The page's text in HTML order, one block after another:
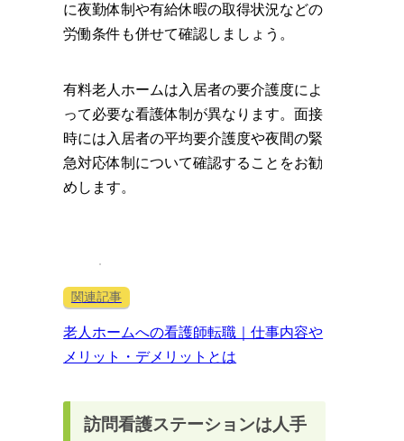
に夜勤体制や有給休暇の取得状況などの
労働条件も併せて確認しましょう。
有料老人ホームは入居者の要介護度によ
って必要な看護体制が異なります。面接
時には入居者の平均要介護度や夜間の緊
急対応体制について確認することをお勧
めします。
老人ホームへの看護師転職｜仕事内容や
メリット・デメリットとは
訪問看護ステーションは人手